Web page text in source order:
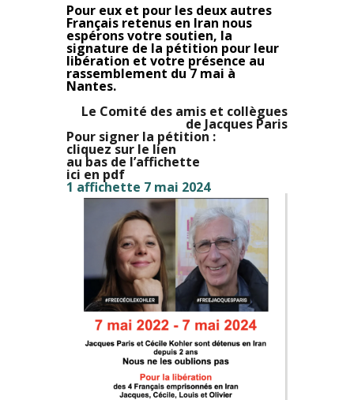
Pour eux et pour les deux autres
Français retenus en Iran nous
espérons votre soutien, la
signature de la pétition pour leur
libération et votre présence au
rassemblement du 7 mai à
Nantes.
Le Comité des amis et collègues
de Jacques Paris
Pour signer la pétition :
cliquez sur le lien
au bas de l’affichette
ici en pdf
1 affichette 7 mai 2024